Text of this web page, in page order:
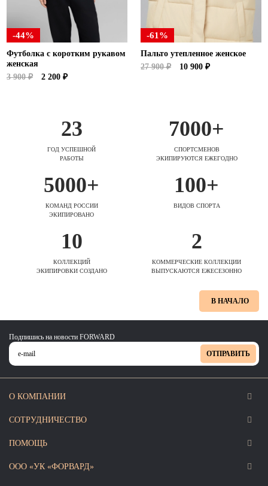
-44%
Футболка с коротким рукавом
женская
3 900 ₽
2 200 ₽
-61%
Пальто утепленное женское
27 900 ₽
10 900 ₽
23
ГОД УСПЕШНОЙ
РАБОТЫ
7000+
СПОРТСМЕНОВ
ЭКИПИРУЮТСЯ ЕЖЕГОДНО
5000+
КОМАНД РОССИИ
ЭКИПИРОВАНО
100+
ВИДОВ СПОРТА
10
КОЛЛЕКЦИЙ
ЭКИПИРОВКИ СОЗДАНО
2
КОММЕРЧЕСКИЕ КОЛЛЕКЦИИ
ВЫПУСКАЮТСЯ ЕЖЕСЕЗОННО
В НАЧАЛО
Подпишись на новости FORWARD
ОТПРАВИТЬ
О КОМПАНИИ
СОТРУДНИЧЕСТВО
ПОМОЩЬ
ООО «УК «ФОРВАРД»